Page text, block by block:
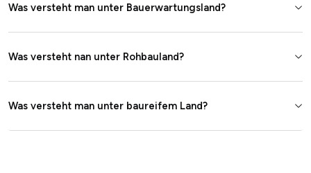
Was versteht man unter Bauerwartungsland?
Was versteht nan unter Rohbauland?
Was versteht man unter baureifem Land?